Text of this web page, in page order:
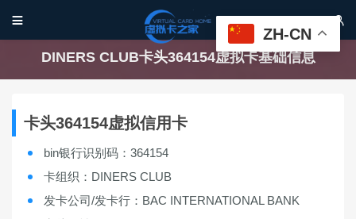
 
DINERS CLUB卡头364154虚拟卡基础信息
卡头364154虚拟信用卡
bin银行识别码：364154
卡组织：DINERS CLUB
发卡公司/发卡行：BAC INTERNATIONAL BANK
ZH-CN